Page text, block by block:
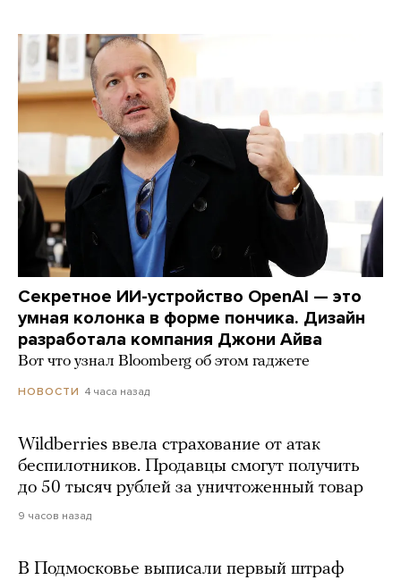
Секретное ИИ-устройство OpenAI — это
умная колонка в форме пончика. Дизайн
разработала компания Джони Айва
Вот что узнал Bloomberg об этом гаджете
НОВОСТИ 4 часа назад
Wildberries ввела страхование от атак
беспилотников. Продавцы смогут получить
до 50 тысяч рублей за уничтоженный товар
9 часов назад
В Подмосковье выписали первый штраф